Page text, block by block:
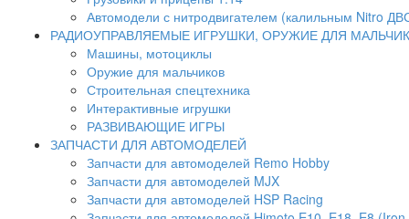
Автомодели с нитродвигателем (калильным Nitro
РАДИОУПРАВЛЯЕМЫЕ ИГРУШКИ, ОРУЖИЕ ДЛЯ
Машины, мотоциклы
Оружие для мальчиков
Строительная спецтехника
Интерактивные игрушки
РАЗВИВАЮЩИЕ ИГРЫ
ЗАПЧАСТИ ДЛЯ АВТОМОДЕЛЕЙ
Запчасти для автомоделей Remo Hobby
Запчасти для автомоделей MJX
Запчасти для автомоделей HSP Racing